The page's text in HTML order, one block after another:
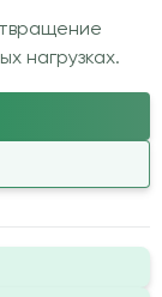
нагрузках.